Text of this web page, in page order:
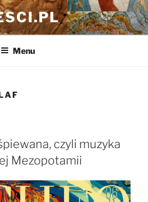
Menu
czyli muzyka
Mezopotamii